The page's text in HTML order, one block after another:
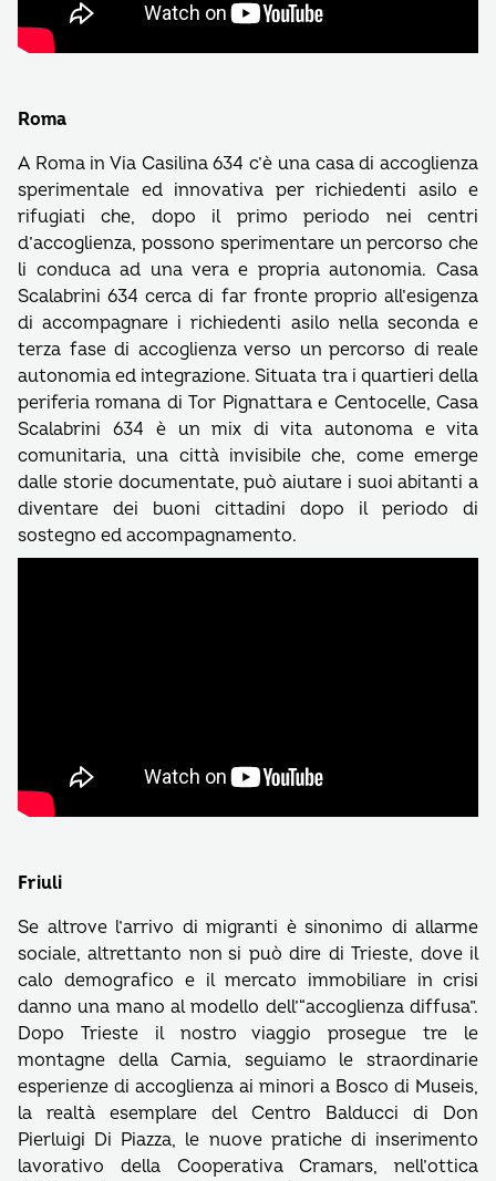
Roma
A Roma in Via Casilina 634 c’è una casa di accoglienza
sperimentale ed innovativa per richiedenti asilo e
rifugiati che, dopo il primo periodo nei centri
d’accoglienza, possono sperimentare un percorso che
li conduca ad una vera e propria autonomia. Casa
Scalabrini 634 cerca di far fronte proprio all’esigenza
di accompagnare i richiedenti asilo nella seconda e
terza fase di accoglienza verso un percorso di reale
autonomia ed integrazione. Situata tra i quartieri della
periferia romana di Tor Pignattara e Centocelle, Casa
Scalabrini 634 è un mix di vita autonoma e vita
comunitaria, una città invisibile che, come emerge
dalle storie documentate, può aiutare i suoi abitanti a
diventare dei buoni cittadini dopo il periodo di
sostegno ed accompagnamento.
Friuli
Se altrove l’arrivo di migranti è sinonimo di allarme
sociale, altrettanto non si può dire di Trieste, dove il
calo demografico e il mercato immobiliare in crisi
danno una mano al modello dell’“accoglienza diffusa”.
Dopo Trieste il nostro viaggio prosegue tre le
montagne della Carnia, seguiamo le straordinarie
esperienze di accoglienza ai minori a Bosco di Museis,
la realtà esemplare del Centro Balducci di Don
Pierluigi Di Piazza, le nuove pratiche di inserimento
lavorativo della Cooperativa Cramars, nell’ottica